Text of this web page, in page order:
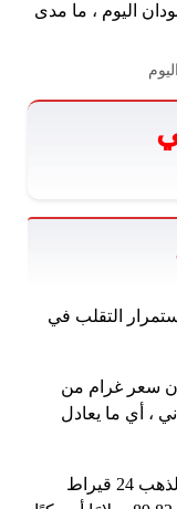
التقلب في
، في 7 فبراير 2025 ، كان سعر غرام من
جنيه سوداني ، أي ما يعادل
في 3 فبراير ، 2025 ، كان سعر غرام من الذهب 24 قيراط